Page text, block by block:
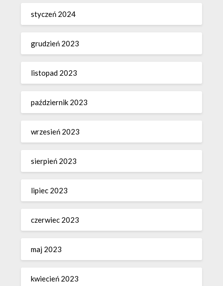
styczeń 2024
grudzień 2023
listopad 2023
październik 2023
wrzesień 2023
sierpień 2023
lipiec 2023
czerwiec 2023
maj 2023
kwiecień 2023